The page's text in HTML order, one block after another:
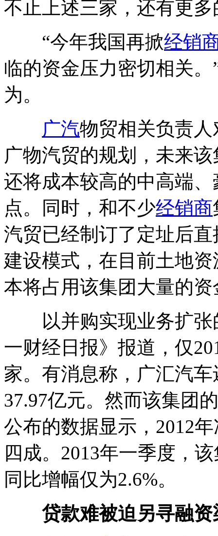
不止上述三家，还有更多
“今年我国再掀经销
临的资金压力密切相关
为。
广汽物贸相关负责
广物汽贸的规划，未来
还将成本较高的中高端
点。同时，和不少经销商
汽贸已经制订了定址后
建设模式，在目前土地
本将占用该集团大量的资
以并购实现业务扩张
一财经日报》报道，仅
家。有消息称，广汇汽
37.97亿元。然而该集团
公布的数据显示，2012
四成。2013年一季度，
同比增幅仅为2.6%。
贷款难被迫另寻融资